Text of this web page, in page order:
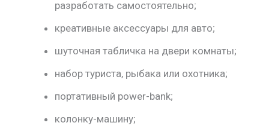
разработать самостоятельно;
креативные аксессуары для авто;
шуточная табличка на двери комнаты;
набор туриста, рыбака или охотника;
портативный power-bank;
колонку-машину;